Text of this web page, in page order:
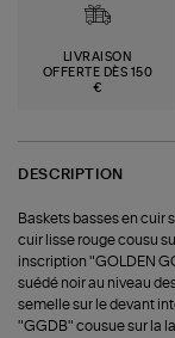
LIVRAISON
OFFERTE DÈS 150
€
DESCRIPTION
Baskets basses en cuir
cuir lisse rouge cousu
inscription "GOLDEN
suédé noir au niveau
semelle sur le devant
"GGDB" cousue sur la